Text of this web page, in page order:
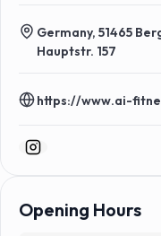
Germany, 51465
Hauptstr. 157
https://www.ai-
Opening Hours